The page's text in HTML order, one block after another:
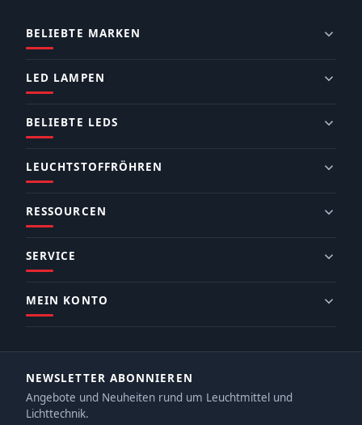
BELIEBTE MARKEN
LED LAMPEN
BELIEBTE LEDS
LEUCHTSTOFFRÖHREN
RESSOURCEN
SERVICE
MEIN KONTO
NEWSLETTER ABONNIEREN
Angebote und Neuheiten rund um Leuchtmittel und
Lichttechnik.